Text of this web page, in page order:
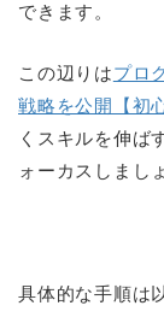
できます。
この辺りはプロ
戦略を公開【初
くスキルを伸ば
ォーカスしまし
具体的な手順は